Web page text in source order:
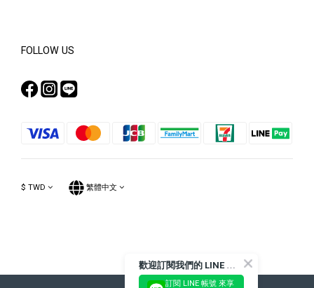
FOLLOW US
$ TWD 繁體中文
歡
迎訂閱我們的 LINE 官方帳號
訂閱 LINE 帳號 來享